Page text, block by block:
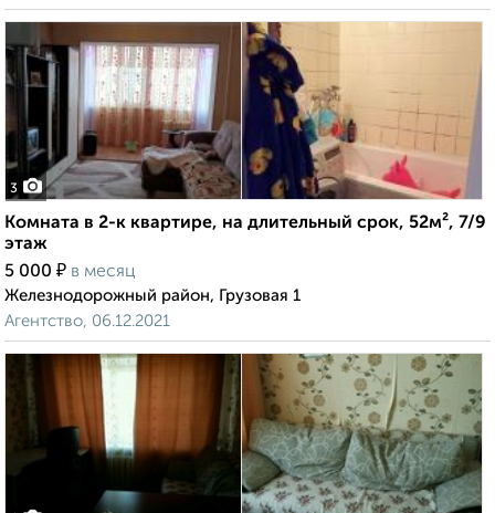
3
Комната в 2-к квартире, на длительный срок, 52м², 7/9
этаж
5 000 ₽ в месяц
Железнодорожный район, Грузовая 1
Агентство, 06.12.2021